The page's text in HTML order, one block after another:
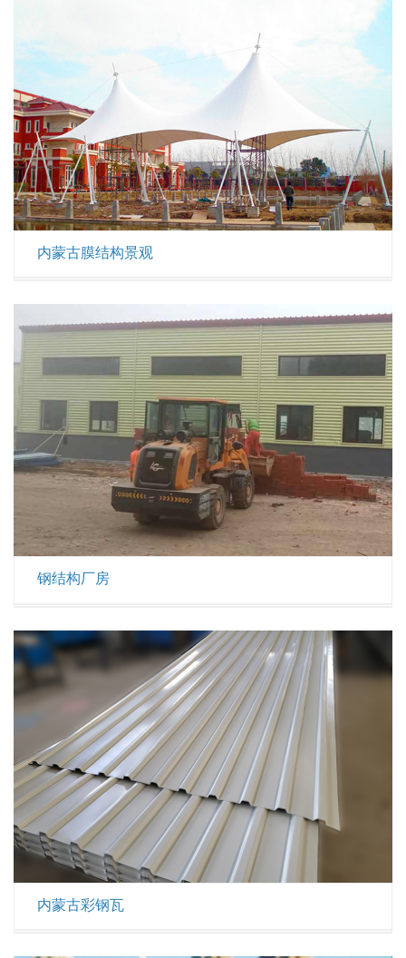
内蒙古膜结构景观
钢结构厂房
内蒙古彩钢瓦